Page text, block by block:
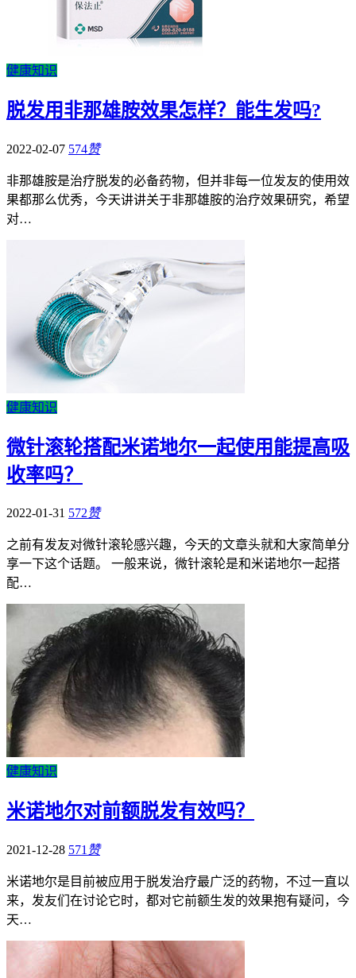
健康知识
脱发用非那雄胺效果怎样？能生发吗?
2022-02-07 574赞
非那雄胺是治疗脱发的必备药物，但并非每一位发友的使用效
果都那么优秀，今天讲讲关于非那雄胺的治疗效果研究，希望
对…
健康知识
微针滚轮搭配米诺地尔一起使用能提高吸
收率吗？
2022-01-31 572赞
之前有发友对微针滚轮感兴趣，今天的文章头就和大家简单分
享一下这个话题。 一般来说，微针滚轮是和米诺地尔一起搭
配…
健康知识
米诺地尔对前额脱发有效吗？
2021-12-28 571 赞
米诺地尔是目前被应用于脱发治疗最广泛的药物，不过一直以
来，发友们在讨论它时，都对它前额生发的效果抱有疑问，今
天…